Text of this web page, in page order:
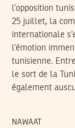
l’opposition
25 juillet, la
internationale
l’émotion
tunisienne.
le sort de la
également
NAWAAT